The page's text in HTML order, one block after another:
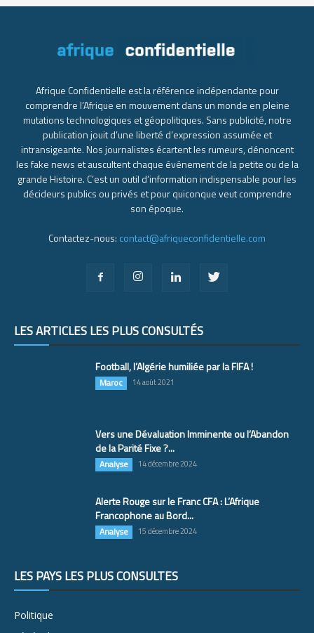
Afrique Confidentielle est la référence indépendante pour
comprendre l’Afrique en mouvement dans un monde en pleine
mutations technologiques et géopolitiques. Sans publicité, notre
publication jouit d’une liberté d’expression assumée et
intransigeante. Nos journalistes écartent les rumeurs, dénoncent
les fake news et auscultent chaque événement de la petite ou de la
grande Histoire. C’est un outil d’information indispensable pour les
décideurs publics ou privés et pour quiconque veut comprendre
son époque.
Contactez-nous: contact@afriqueconfidentielle.com
LES ARTICLES LES PLUS CONSULTÉS
Football, l’Algérie humiliée par la FIFA !
Maroc 14 août 2021
Vers une Dévaluation Imminente ou l’Abandon
de la Parité Fixe ?...
Analyse 14 décembre 2024
Alerte Rouge sur le Franc CFA : L’Afrique
Francophone au Bord...
Analyse 15 décembre 2024
LES PAYS LES PLUS CONSULTÉS
Politique